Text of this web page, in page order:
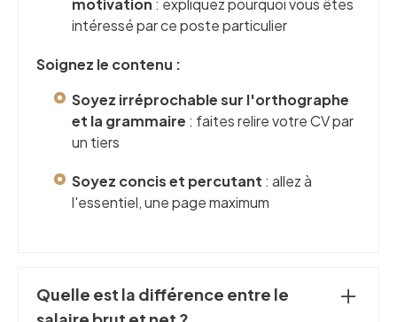
motivation : expliquez pourquoi vous êtes
intéressé par ce poste particulier
Soignez le contenu :
Soyez irréprochable sur l'orthographe
et la grammaire : faites relire votre CV par
un tiers
Soyez concis et percutant : allez à
l'essentiel, une page maximum
Quelle est la différence entre le